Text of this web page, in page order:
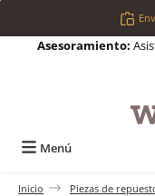
Saltar al contenido
Asesoramiento:
Menú
Inicio Piezas de